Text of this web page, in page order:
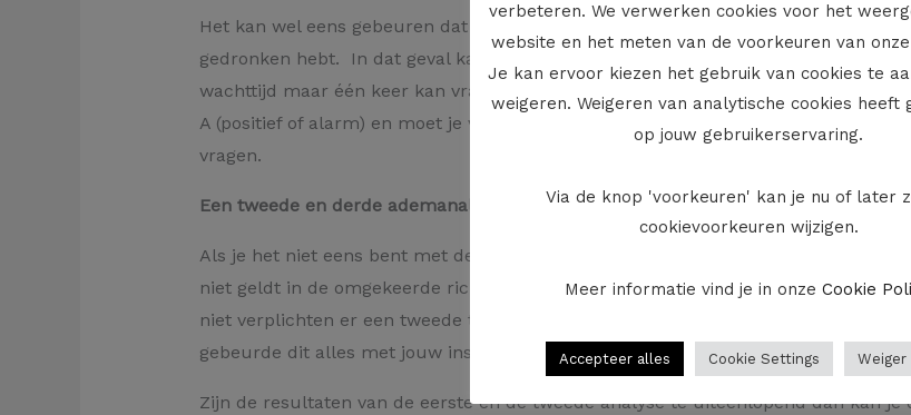
Het kan wel eens gebeuren dat je vlak voordat je moet stoppen voor een
gedronken hebt. In dat geval kan het nuttig zijn te vragen dat je een wachttijd
wachttijd maar één keer kan vragen. Onderging je eerst (na de wachttijd van 15
A (positief of alarm) en moet je vervolgens een ademanalyse ondergaan dan kan
vragen.
Een tweede en derde ademanalyse vragen
Als je het niet eens bent met de resultaten van de eerste ademanalyse, dan mag
niet geldt in de omgekeerde richting. Als de agenten twijfelen over de eerste
niet verplichten er een tweede te ondergaan. Ze mogen dan al evenmin vragen
gebeurde dit alles met jouw instemming.
Zijn de resultaten van de eerste en de tweede analyse te uiteenlopend dan kan je
verbeteren. We verwerken cookies voor het
website en het meten van de voorkeuren van
Je kan ervoor kiezen het gebruik van cookies te
weigeren. Weigeren van analytische cookies heeft
op jouw gebruikerservaring.
Via de knop 'voorkeuren' kan je nu of later
cookievoorkeuren wijzigen.
Meer informatie vind je in onze Cookie
Accepteer alles Cookie Settings Weiger